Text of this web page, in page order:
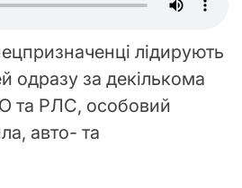
лідирують
одразу за декількома
та РЛС, особовий
авто- та